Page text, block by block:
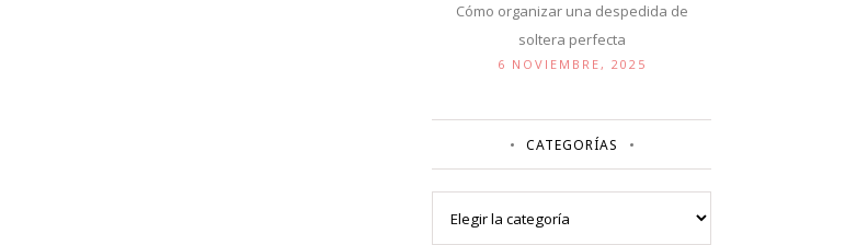
Cómo organizar una despedida de
soltera perfecta
6 NOVIEMBRE, 2025
CATEGORÍAS